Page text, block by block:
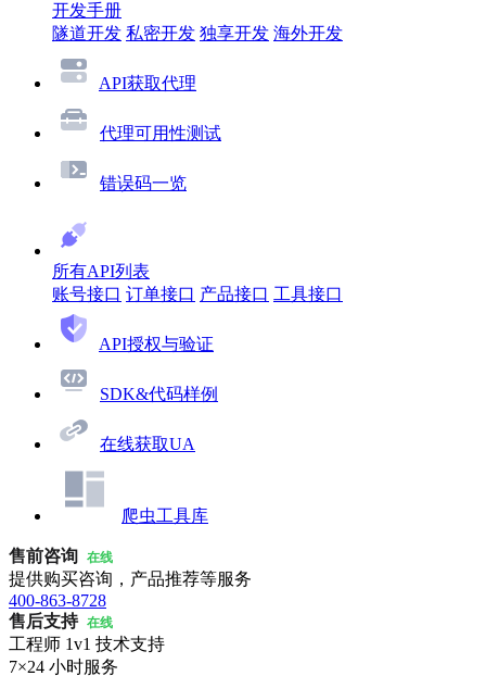
开发手册
隧道开发 私密开发 独享开发 海外开发
API获取代理
代理可用性测试
错误码一览
所有API列表
账号接口 订单接口 产品接口 工具接口
API授权与验证
SDK&代码样例
在线获取UA
爬虫工具库
售前咨询 在线
提供购买咨询，产品推荐等服务
400-863-8728
售后支持 在线
工程师 1v1 技术支持
7×24 小时服务